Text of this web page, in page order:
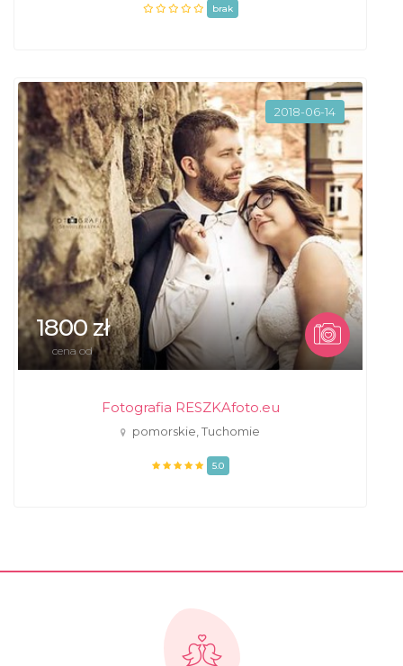
brak
2018-06-14
1800 zł
cena od
Fotografia RESZKAfoto.eu
pomorskie, Tuchomie
5.0